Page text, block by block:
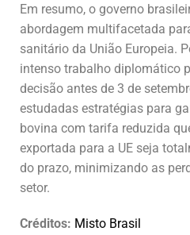
Em resumo, o governo
abordagem multifacetada
sanitário da União Europeia.
intenso trabalho diplomático
decisão antes de 3 de
estudadas estratégias para
bovina com tarifa reduzida
exportada para a UE seja
do prazo, minimizando as
setor.
Créditos: Misto Brasil